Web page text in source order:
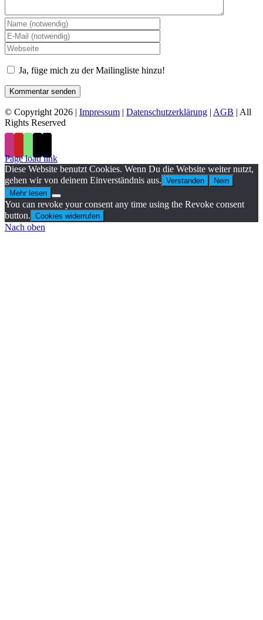
Ja, füge mich zu der Mailingliste hinzu!
© Copyright 2026 | Impressum | Datenschutzerklärung | AGB | All
Rights Reserved
Page load link
Diese Website benutzt Cookies. Wenn Du die Website weiter nutzt,
gehen wir von deinem Einverständnis aus. Verstanden
Nein
Mehr lesen
You can revoke your consent any time using the Revoke consent
button. Cookies widerrufen
Nach oben